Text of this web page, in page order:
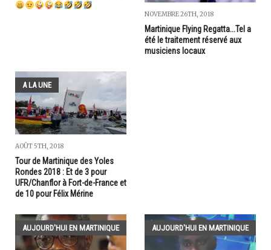
NOVEMBRE 26TH, 2018
Martinique Flying Regatta...Tel a
été le traitement réservé aux
musiciens locaux
A LA UNE
AOÛT 5TH, 2018
Tour de Martinique des Yoles
Rondes 2018 : Et de 3 pour
UFR/Chanflor à Fort-de-France et
de 10 pour Félix Mérine
AUJOURD'HUI EN MARTINIQUE AUJOURD'HUI EN MARTINIQUE